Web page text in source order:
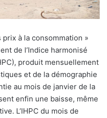
à la consommation »
de l’Indice harmonisé
produit mensuellement
et de la démographie
au mois de janvier de la
enfin une baisse, même
L’IHPC du mois de